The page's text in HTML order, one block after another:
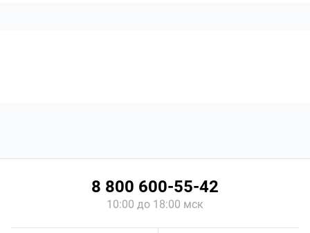
8 800 600-55-42
10:00 до 18:00 мск